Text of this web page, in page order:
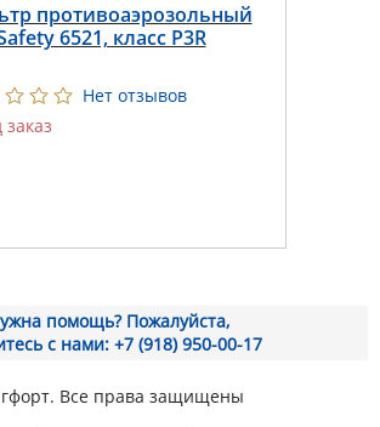
противоаэрозольный
6521, класс P3R
Нет отзывов
заказ
помощь? Пожалуйста,
с нами: +7 (918) 950-00-17
Все права защищены